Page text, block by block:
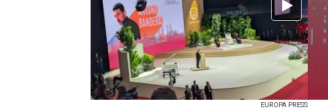
EUROPA PRESS